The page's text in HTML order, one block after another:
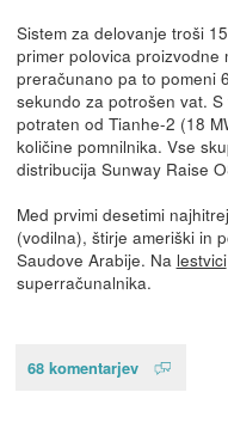
Sistem za delovanje troši
primer polovica proizvodne
preračunano pa to pomeni
sekundo za potrošen vat.
potraten od Tianhe-2 (18
količine pomnilnika. Vse
distribucija Sunway Raise
Med prvimi desetimi
(vodilna), štirje ameriški in
Saudove Arabije. Na lestvici
superračunalnika.
68 komentarjev